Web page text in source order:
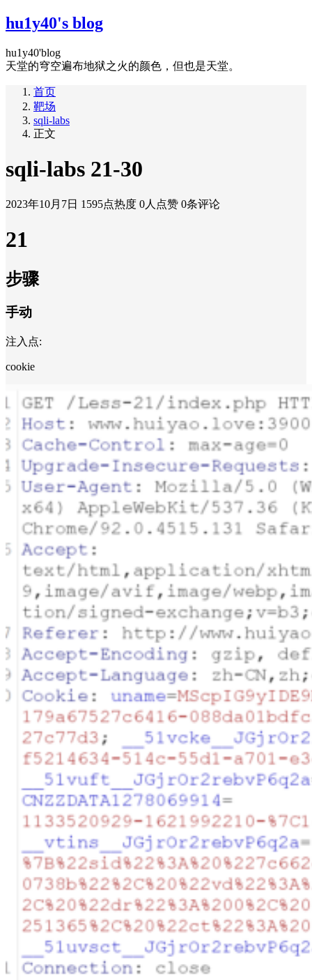
hu1y40's blog
hu1y40'blog
天堂的穹空遍布地狱之火的颜色，但也是天堂。
首页
靶场
sqli-labs
正文
sqli-labs 21-30
2023年10月7日 1595点热度 0人点赞 0条评论
21
步骤
手动
注入点:
cookie